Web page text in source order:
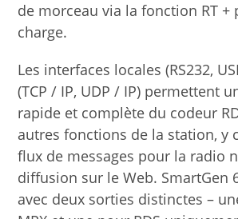
de morceau via la fonction RT +
charge.
Les interfaces locales (RS232,
(TCP / IP, UDP / IP) permettent
rapide et complète du codeur
autres fonctions de la station, y
flux de messages pour la radio
diffusion sur le Web. SmartGen
avec deux sorties distinctes –